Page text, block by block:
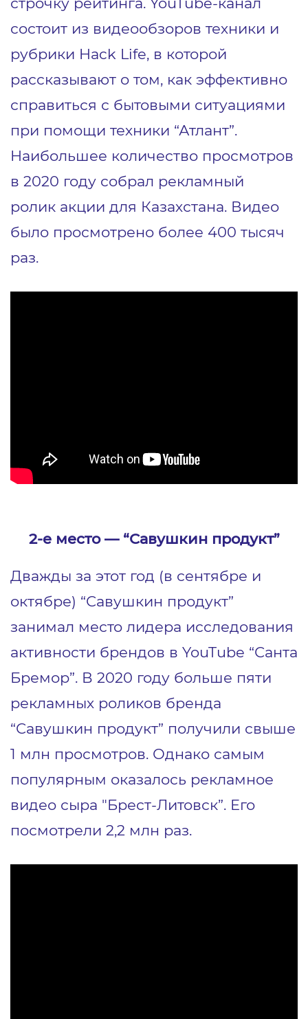
состоит из видеообзоров техники и
рубрики Hack Life, в которой
рассказывают о том, как эффективно
справиться с бытовыми ситуациями
при помощи техники “Атлант”.
Наибольшее количество просмотров
в 2020 году собрал рекламный
ролик акции для Казахстана. Видео
было просмотрено более 400 тысяч
раз.
2-е место ― “Савушкин продукт”
Дважды за этот год (в сентябре и
октябре) “Савушкин продукт”
занимал место лидера исследования
активности брендов в YouTube “Санта
Бремор”. В 2020 году больше пяти
рекламных роликов бренда
“Савушкин продукт” получили свыше
1 млн просмотров. Однако самым
популярным оказалось рекламное
видео сыра "Брест-Литовск”. Его
посмотрели 2,2 млн раз.